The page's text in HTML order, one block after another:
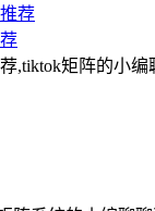
,tiktok矩阵的小